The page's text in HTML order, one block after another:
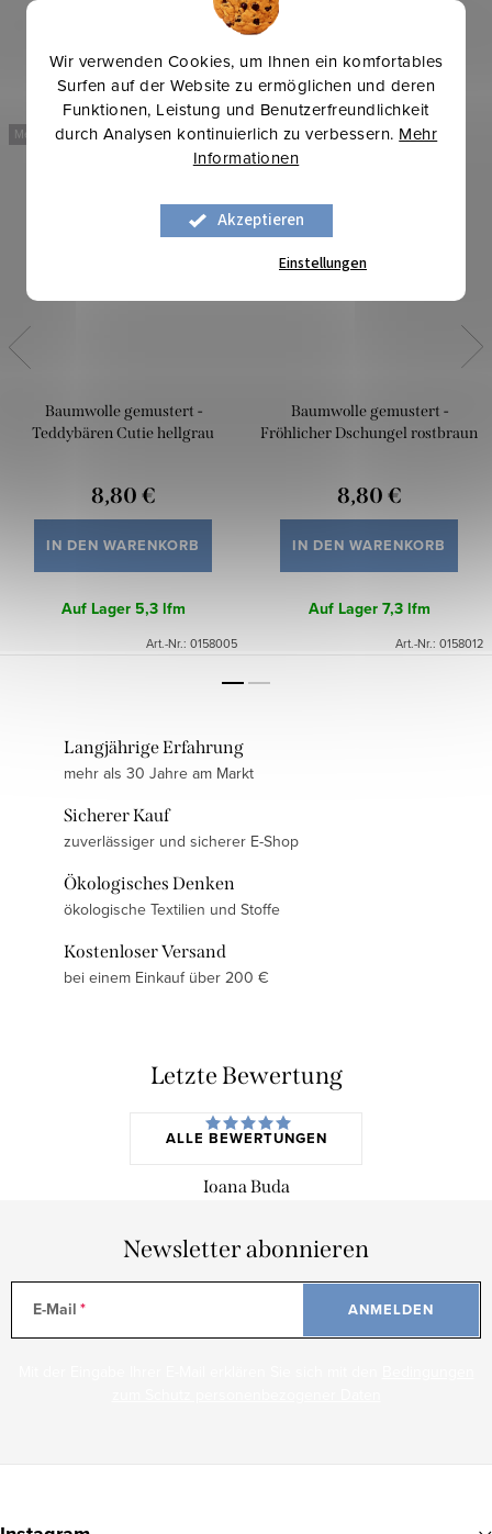
Wir verwenden Cookies, um Ihnen ein komfortables
Surfen auf der Website zu ermöglichen und deren
Funktionen, Leistung und Benutzerfreundlichkeit
durch Analysen kontinuierlich zu verbessern. Mehr
Informationen
Akzeptieren
Einstellungen
Mehr für weniger
Baumwolle gemustert -
Teddybären Cutie hellgrau
8,80 €
IN DEN WARENKORB
Auf Lager5,3 lfm
Art.-Nr.: 0158005
Mehr für weniger
Baumwolle gemustert -
Fröhlicher Dschungel rostbraun
8,80 €
IN DEN WARENKORB
Auf Lager7,3 lfm
Art.-Nr.: 0158012
Langjährige Erfahrung
mehr als 30 Jahre am Markt
Sicherer Kauf
zuverlässiger und sicherer E-Shop
Ökologisches Denken
ökologische Textilien und Stoffe
Kostenloser Versand
bei einem Einkauf über 200 €
Letzte Bewertung
ALLE BEWERTUNGEN
Ioana Buda
Newsletter abonnieren
E-Mail ANMELDEN
u